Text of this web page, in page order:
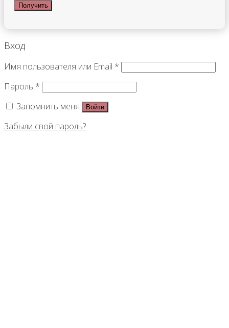
Вход
Имя пользователя или Email *
Пароль *
Запомнить меня
Войти
Забыли свой пароль?